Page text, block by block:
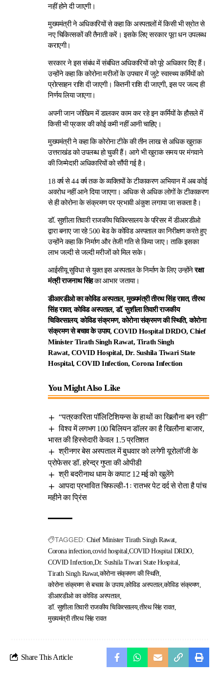
नहीं होने दी जाएगी।
मुख्यमंत्री ने अधिकारियों से कहा कि अस्पतालों में किसी भी स्रोत से
नए चिकित्सकों की तैनाती करें। इसके लिए सरकार पूरा धन उपलब्ध
कराएगी।
सरकार ने इस संबंध में संबंधित अधिकारियों को पूरे अधिकार दिए हैं।
उन्होंने कहा कि कोरोना मरीजों के उपचार में जुटे स्वास्थ्य कर्मियों को
प्रोत्साहन राशि दी जाएगी। कितनी राशि दी जाएगी, इस पर जल्द ही
निर्णय लिया जाएगा।
अपनी जान जोखिम में डालकर काम कर रहे इन कर्मियों के हौसले में
किसी भी प्रकार की कोई कमी नहीं आनी चाहिए।
मुख्यमंत्री ने कहा कि कोरोना टीके की तीन लाख से अधिक खुराक
उत्तराखंड को उपलब्ध हो चुकी हैं। आगे भी खुराक समय पर मंगवाने
की जिम्मेदारी अधिकारियों को सौंपी गई है।
18 वर्ष से 44 वर्ष तक के व्यक्तियों के टीकाकरण अभियान में अब कोई
अवरोध नहीं आने दिया जाएगा। अधिक से अधिक लोगों के टीकाकरण
से ही कोरोना के संक्रमण पर प्रभावी अंकुश लगाया जा सकता है।
डॉ. सुशीला तिवारी राजकीय चिकित्सालय के परिसर में डीआरडीओ
द्वारा बनाए जा रहे 500 बेड के कोविड अस्पताल का निरीक्षण करते हुए
उन्होंने कहा कि निर्माण और तेजी गति से किया जाए। ताकि इसका
लाभ जल्दी से जल्दी मरीजों को मिल सके।
आईसीयू सुविधा से युक्त इस अस्पताल के निर्माण के लिए उन्होंनेरक्षा
मंत्री राजनाथ सिंहका आभार जताया।
डीआरडीओ का कोविड अस्पताल, मुख्यमंत्री तीरथ सिंह रावत, तीरथ
सिंह रावत, कोविड अस्पताल, डॉ. सुशीला तिवारी राजकीय
चिकित्सालय, कोविड संक्रमण, कोरोना संक्रमण की स्थिति, कोरोना
संक्रमण से बचाव के उपाय, COVID Hospital DRDO, Chief
Minister Tirath Singh Rawat, Tirath Singh
Rawat, COVID Hospital, Dr. Sushila Tiwari State
Hospital, COVID Infection, Corona Infection
You Might Also Like
“पत्रकारिता पॉलिटिशियन्स के हाथों का खिलौना बन रही”
विश्व में लगभग 100 बिलियन डॉलर का है खिलौना बाजार,
भारत की हिस्सेदारी केवल 1.5 प्रतिशत
श्रीनगर बेस अस्पताल में बुधवार को लगेगी यूरोलॉजी के
प्रोफेसर डॉ. हरेन्द्र गुप्ता की ओपीडी
श्री बदरीनाथ धाम के कपाट 12 मई को खुलेंगे
आपदा प्रभावित चिफल्डी-1ः रातभर पेट दर्द से रोता है पांच
महीने का प्रिंस
TAGGED: Chief Minister Tirath Singh Rawat
Corona infection covid hospital COVID Hospital DRDO
COVID Infection Dr. Sushila Tiwari State Hospital
Tirath Singh Rawat कोरोना संक्रमण की स्थिति
कोरोना संक्रमण से बचाव के उपाय कोविड अस्पताल कोविड संक्रमण
डीआरडीओ का कोविड अस्पताल
डॉ. सुशीला तिवारी राजकीय चिकित्सालय तीरथ सिंह रावत
मुख्यमंत्री तीरथ सिंह रावत
Share This Article